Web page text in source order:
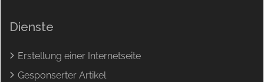
Dienste
Erstellung einer Internetseite
Gesponserter Artikel